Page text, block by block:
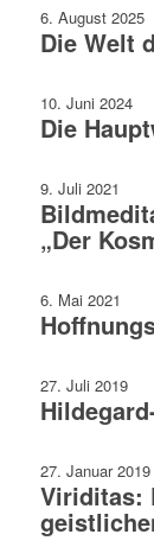
6. August 2025
Die Welt
10. Juni 2024
Die
9. Juli 2021
„Der
6. Mai 2021
27. Juli 2019
27. Januar 2019
Viriditas: